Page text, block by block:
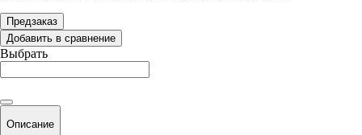
Предзаказ
Добавить в сравнение
Выбрать
Описание